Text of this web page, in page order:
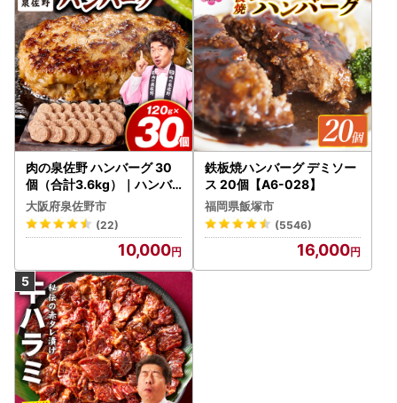
FAX：050-3385-1792
E-Mail：support@toyotomi.furusato-lg.jp
営業日のご案内：平日9時～18時 ※土日祝日、年末年始は休
業となります
＝＝＝＝＝＝＝＝＝＝＝＝＝＝＝＝＝＝＝＝＝＝＝＝
肉の泉佐野 ハンバーグ 30
個（合計3.6kg）｜ハンバ
ーグ 訳あり 黒毛和牛×なに
わポーク
大阪府泉佐野市
(22)
10,000
鉄板焼ハンバーグ デミソー
ス 20個【A6-028】
福岡県飯塚市
(5546)
16,000